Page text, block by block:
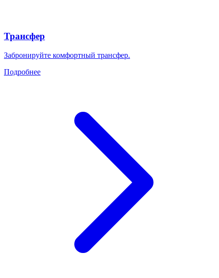
Трансфер
Забронируйте комфортный трансфер.
Подробнее